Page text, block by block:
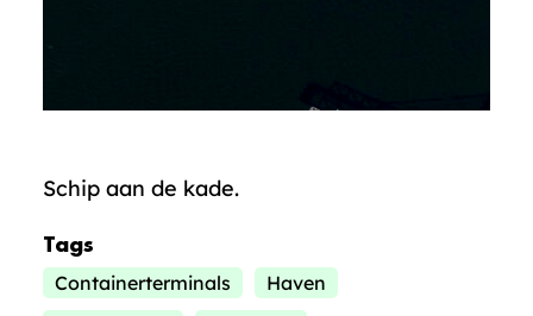
Schip aan de kade.
Tags
Containerterminals
Haven